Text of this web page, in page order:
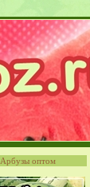
Арбузы оптом